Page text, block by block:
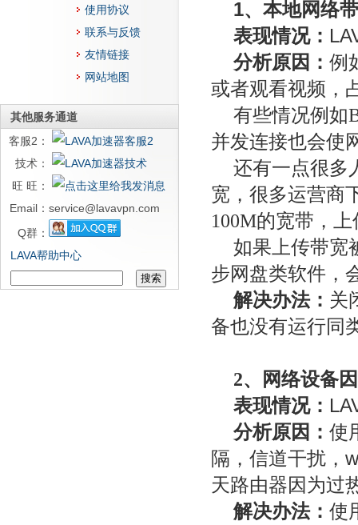
使用协议
联系与反馈
友情链接
网站地图
其他服务通道
客服2：
技术：
旺 旺：
Email： service@lavavpn.com
Q群：
LAVA帮助中心
1、本地网络
表现情况：
分析原因： 例
或者观看视频，
有些情况例如
并发连接也会使
还有一点很多
宽，很多运营商
100M的宽带，
如果上传带宽
步网盘类软件，
解决办法： 关
备也没有运行同
2、网络设备
表现情况：
分析原因： 使
隔，信道干扰，
天路由器因为过
解决办法： 使